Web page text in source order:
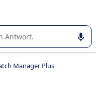
oder Auswahl
Manager Plus